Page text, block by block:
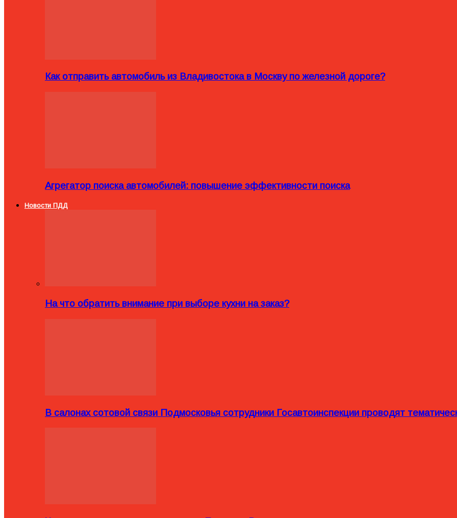
Как отправить автомобиль из Владивостока в Москву по железной дороге?
Агрегатор поиска автомобилей: повышение эффективности поиска
Новости ПДД
На что обратить внимание при выборе кухни на заказ?
В салонах сотовой связи Подмосковья сотрудники Госавтоинспекции проводят